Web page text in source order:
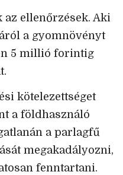
az ellenőrzések. Aki
a gyomnövényt
5 millió forintig
kötelezettséget
a földhasználó
a parlagfű
megakadályozni,
fenntartani.